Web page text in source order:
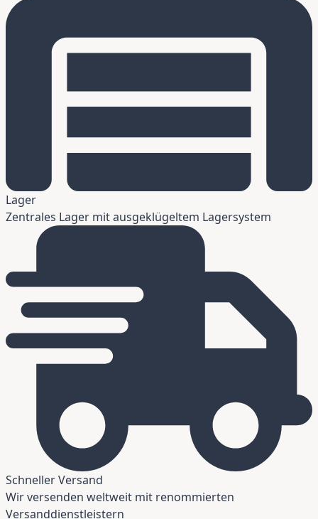
Lager
Zentrales Lager mit ausgeklügeltem Lagersystem
Schneller Versand
Wir versenden weltweit mit renommierten
Versanddienstleistern